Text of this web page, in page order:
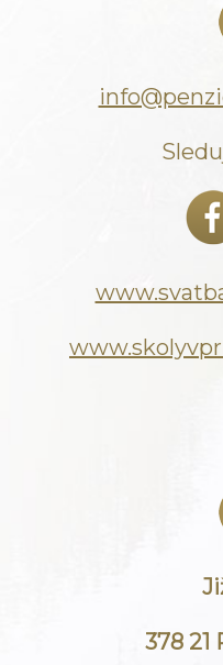
378 21